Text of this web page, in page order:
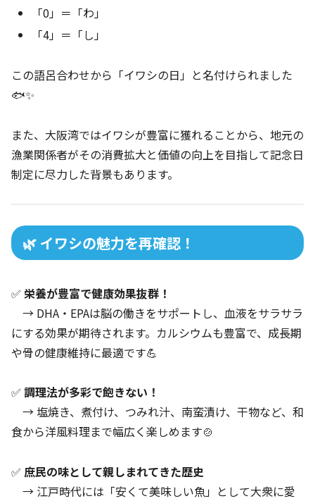
「0」＝「わ」
「4」＝「し」
この語呂合わせから「イワシの日」と名付けられました
🐟✨
また、大阪湾ではイワシが豊富に獲れることから、地元の
漁業関係者がその消費拡大と価値の向上を目指して記念日
制定に尽力した背景もあります。
🌿 イワシの魅力を再確認！
✅ 栄養が豊富で健康効果抜群！
→ DHA・EPAは脳の働きをサポートし、血液をサラサラ
にする効果が期待されます。カルシウムも豊富で、成長期
や骨の健康維持に最適です💪
✅ 調理法が多彩で飽きない！
→ 塩焼き、煮付け、つみれ汁、南蛮漬け、干物など、和
食から洋風料理まで幅広く楽しめます🍲
✅ 庶民の味として親しまれてきた歴史
→ 江戸時代には「安くて美味しい魚」として大衆に愛